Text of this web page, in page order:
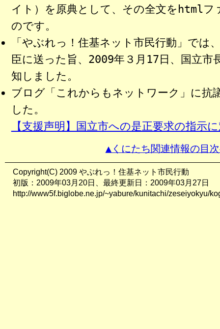
イト）を原典として、その全文をhtmlフ
のです。
「やぶれっ！住基ネット市民行動」では
臣に送った旨、2009年３月17日、国立市
知しました。
ブログ「これからもネットワーク」に抗
した。
【支援声明】国立市への是正要求の指示
▲くにたち関連情報の目
Copyright(C) 2009 やぶれっ！住基ネット市民行動
初版：2009年03月20日、最終更新日：2009年03月27日
http://www5f.biglobe.ne.jp/~yabure/kunitachi/zeseiyokyu/